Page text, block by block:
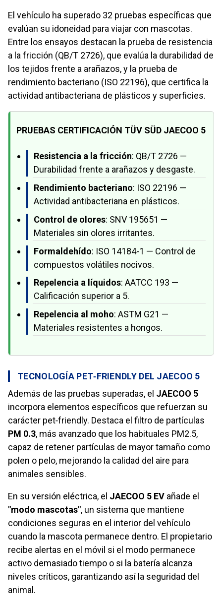
El vehículo ha superado 32 pruebas específicas que
evalúan su idoneidad para viajar con mascotas.
Entre los ensayos destacan la prueba de resistencia
a la fricción (QB/T 2726), que evalúa la durabilidad de
los tejidos frente a arañazos, y la prueba de
rendimiento bacteriano (ISO 22196), que certifica la
actividad antibacteriana de plásticos y superficies.
PRUEBAS CERTIFICACIÓN TÜV SÜD JAECOO 5
Resistencia a la fricción: QB/T 2726 —
Durabilidad frente a arañazos y desgaste.
Rendimiento bacteriano: ISO 22196 —
Actividad antibacteriana en plásticos.
Control de olores: SNV 195651 —
Materiales sin olores irritantes.
Formaldehído: ISO 14184-1 — Control de
compuestos volátiles nocivos.
Repelencia a líquidos: AATCC 193 —
Calificación superior a 5.
Repelencia al moho: ASTM G21 —
Materiales resistentes a hongos.
TECNOLOGÍA PET‑FRIENDLY DEL JAECOO 5
Además de las pruebas superadas, el JAECOO 5
incorpora elementos específicos que refuerzan su
carácter pet‑friendly. Destaca el filtro de partículas
PM 0.3, más avanzado que los habituales PM2.5,
capaz de retener partículas de mayor tamaño como
polen o pelo, mejorando la calidad del aire para
animales sensibles.
En su versión eléctrica, el JAECOO 5 EV añade el
"modo mascotas", un sistema que mantiene
condiciones seguras en el interior del vehículo
cuando la mascota permanece dentro. El propietario
recibe alertas en el móvil si el modo permanece
activo demasiado tiempo o si la batería alcanza
niveles críticos, garantizando así la seguridad del
animal.